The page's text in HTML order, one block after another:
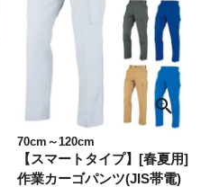
70cm～120cm
【スマートタイプ】[春夏用]
作業カーゴパンツ(JIS帯電)